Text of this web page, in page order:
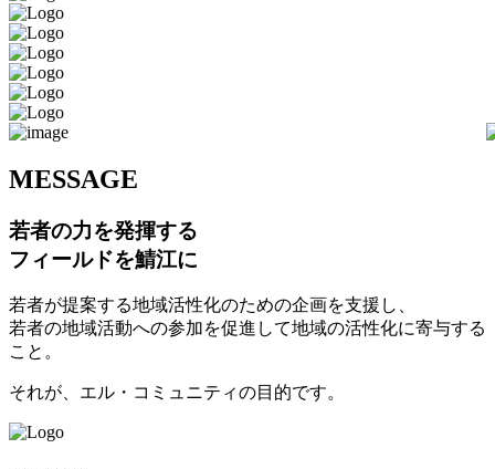
MESSAGE
若者の力を発揮する
フィールドを鯖江に
若者が提案する地域活性化のための企画を支援し、
若者の地域活動への参加を促進して地域の活性化に寄与する
こと。
それが、エル・コミュニティの目的です。